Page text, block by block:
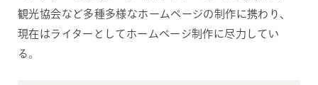
観光協会など多種多様なホームページの制作に携わり、
現在はライターとしてホームページ制作に尽力してい
る。